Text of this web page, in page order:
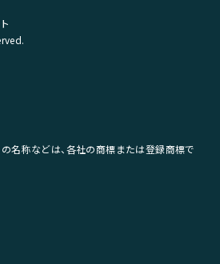
の名称などは、各社の商標または登録商標で